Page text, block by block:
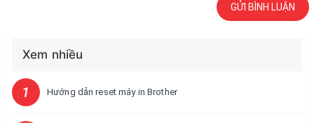
GỬI BÌNH LUẬN
Xem nhiều
1 Hướng dẫn reset máy in Brother